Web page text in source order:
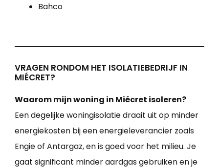
Bahco
VRAGEN RONDOM HET ISOLATIEBEDRIJF IN
MIÉCRET?
Waarom mijn woning in Miécret isoleren?
Een degelijke woningisolatie draait uit op minder
energiekosten bij een energieleverancier zoals
Engie of Antargaz, en is goed voor het milieu. Je
gaat significant minder aardgas gebruiken en je